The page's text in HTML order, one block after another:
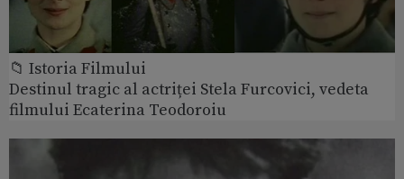
📁 Istoria Filmului
Destinul tragic al actriței Stela Furcovici, vedeta
filmului Ecaterina Teodoroiu